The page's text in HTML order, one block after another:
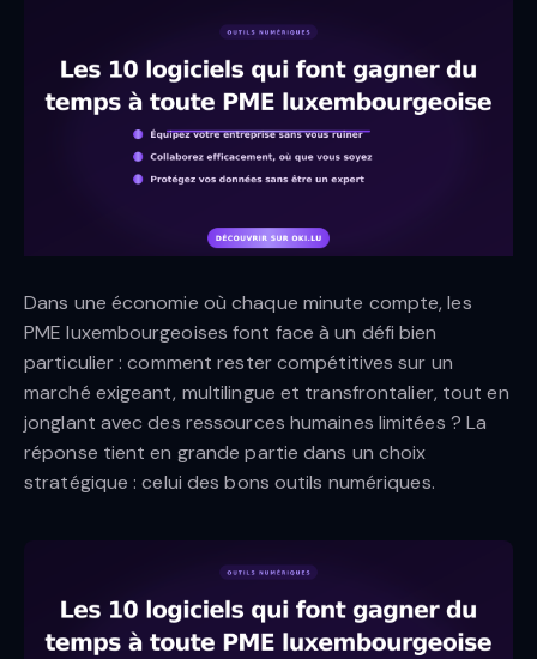
Dans une économie où chaque minute compte, les
PME luxembourgeoises font face à un défi bien
particulier : comment rester compétitives sur un
marché exigeant, multilingue et transfrontalier, tout en
jonglant avec des ressources humaines limitées ? La
réponse tient en grande partie dans un choix
stratégique : celui des bons outils numériques.